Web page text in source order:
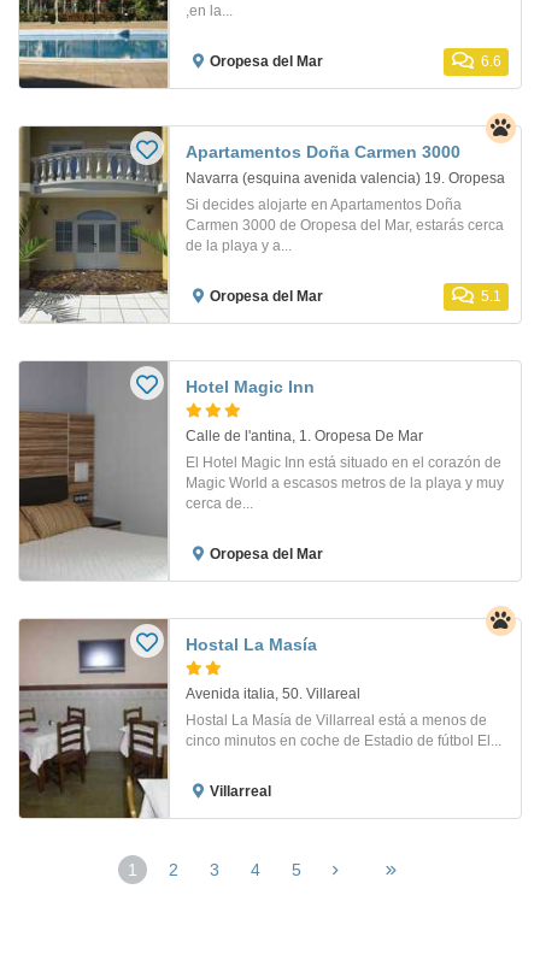
,en la...
Oropesa del Mar 6.6
Apartamentos Doña Carmen 3000
Navarra (esquina avenida valencia) 19. Oropesa
Si decides alojarte en Apartamentos Doña
Carmen 3000 de Oropesa del Mar, estarás cerca
de la playa y a...
Oropesa del Mar 5.1
Hotel Magic Inn
Calle de l'antina, 1. Oropesa De Mar
El Hotel Magic Inn está situado en el corazón de
Magic World a escasos metros de la playa y muy
cerca de...
Oropesa del Mar
Hostal La Masía
Avenida italia, 50. Villareal
Hostal La Masía de Villarreal está a menos de
cinco minutos en coche de Estadio de fútbol El...
Villarreal
1 2 3 4 5